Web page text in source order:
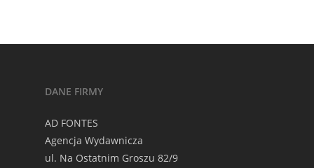
DANE FIRMY
AD FONTES
Agencja Wydawnicza
ul. Na Ostatnim Groszu 82/9